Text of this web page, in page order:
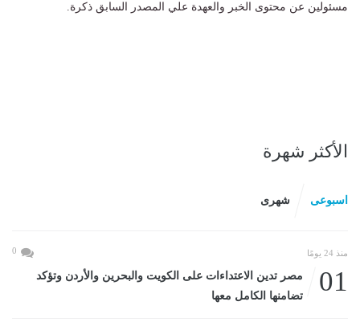
مسئولين عن محتوى الخبر والعهدة علي المصدر السابق ذكرة.
الأكثر شهرة
اسبوعى شهرى
منذ 24 يومًا 0
01
مصر تدين الاعتداءات على الكويت والبحرين والأردن وتؤكد
تضامنها الكامل معها